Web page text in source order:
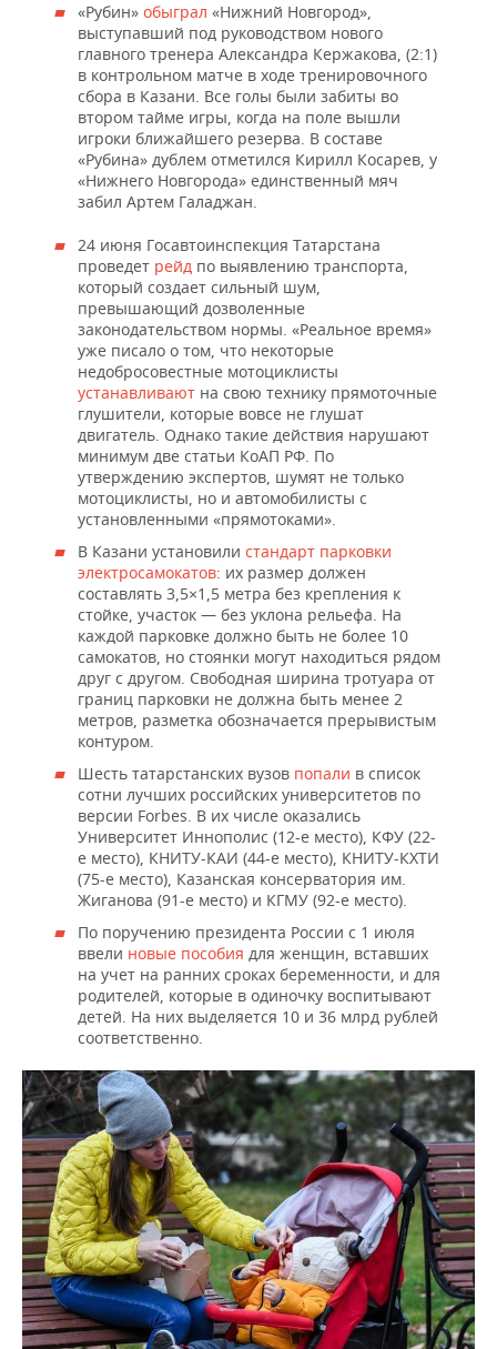
«Рубин» обыграл «Нижний Новгород»,
выступавший под руководством нового
главного тренера Александра Кержакова, (2:1)
в контрольном матче в ходе тренировочного
сбора в Казани. Все голы были забиты во
втором тайме игры, когда на поле вышли
игроки ближайшего резерва. В составе
«Рубина» дублем отметился Кирилл Косарев, у
«Нижнего Новгорода» единственный мяч
забил Артем Галаджан.
24 июня Госавтоинспекция Татарстана
проведет рейд по выявлению транспорта,
который создает сильный шум,
превышающий дозволенные
законодательством нормы. «Реальное время»
уже писало о том, что некоторые
недобросовестные мотоциклисты
устанавливают на свою технику прямоточные
глушители, которые вовсе не глушат
двигатель. Однако такие действия нарушают
минимум две статьи КоАП РФ. По
утверждению экспертов, шумят не только
мотоциклисты, но и автомобилисты с
установленными «прямотоками».
В Казани установили стандарт парковки
электросамокатов: их размер должен
составлять 3,5×1,5 метра без крепления к
стойке, участок — без уклона рельефа. На
каждой парковке должно быть не более 10
самокатов, но стоянки могут находиться рядом
друг с другом. Свободная ширина тротуара от
границ парковки не должна быть менее 2
метров, разметка обозначается прерывистым
контуром.
Шесть татарстанских вузов попали в список
сотни лучших российских университетов по
версии Forbes. В их числе оказались
Университет Иннополис (12-е место), КФУ (22-
е место), КНИТУ-КАИ (44-е место), КНИТУ-КХТИ
(75-е место), Казанская консерватория им.
Жиганова (91-е место) и КГМУ (92-е место).
По поручению президента России с 1 июля
ввели новые пособия для женщин, вставших
на учет на ранних сроках беременности, и для
родителей, которые в одиночку воспитывают
детей. На них выделяется 10 и 36 млрд рублей
соответственно.